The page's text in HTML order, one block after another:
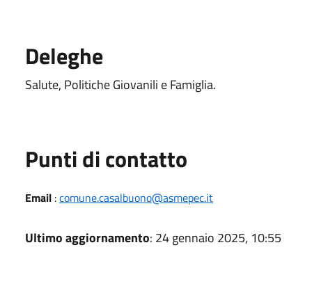
Deleghe
Salute, Politiche Giovanili e Famiglia.
Punti di contatto
Email :comune.casalbuono@asmepec.it
Ultimo aggiornamento: 24 gennaio 2025, 10:55